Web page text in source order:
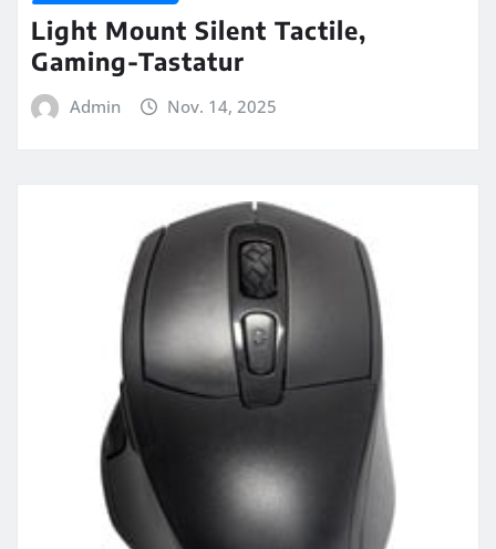
Light Mount Silent Tactile,
Gaming-Tastatur
Admin Nov. 14, 2025